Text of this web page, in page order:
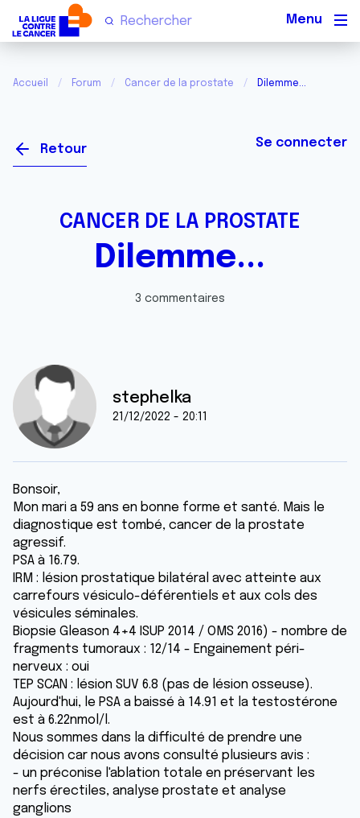
Accueil Forum Cancer de la prostate Dilemme...
Retour Se connecter
CANCER DE LA PROSTATE
Dilemme...
3 commentaires
stephelka
21/12/2022 - 20:11
Bonsoir,
Mon mari a 59 ans en bonne forme et santé. Mais le
diagnostique est tombé, cancer de la prostate
agressif.
PSA à 16.79.
IRM : lésion prostatique bilatéral avec atteinte aux
carrefours vésiculo-déférentiels et aux cols des
vésicules séminales.
Biopsie Gleason 4+4 ISUP 2014 / OMS 2016) - nombre de
fragments tumoraux : 12/14 - Engainement péri-
nerveux : oui
TEP SCAN : lésion SUV 6.8 (pas de lésion osseuse).
Aujourd'hui, le PSA a baissé à 14.91 et la testostérone
est à 6.22nmol/l.
Nous sommes dans la difficulté de prendre une
décision car nous avons consulté plusieurs avis :
- un préconise l'ablation totale en préservant les
nerfs érectiles, analyse prostate et analyse
ganglions